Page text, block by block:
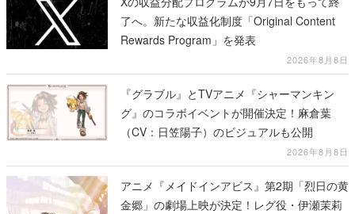
了へ。新たな収益化制度「Original Content
Rewards Program」を発表
2026年8月8日
『グラブル』とTVアニメ『シャーマンキン
グ』のコラボイベントが開催決定！麻倉葉
（CV：日笠陽子）のビジュアルも公開
2026年8月8日
アニメ『メイドインアビス』第2期「烈日の黄
金郷」の劇場上映が決定！レグ役・伊瀬茉莉